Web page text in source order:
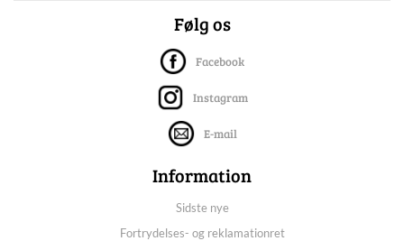
Følg os
Facebook
Instagram
E-mail
Information
Sidste nye
Fortrydelses- og reklamationret